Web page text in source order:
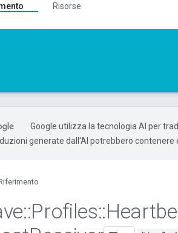
Risorse
Google utilizza la tecnologia AI per
generate dall'AI potrebbero contenere
::Profiles::